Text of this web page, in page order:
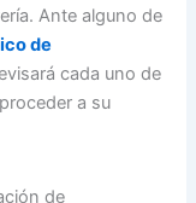
Ante alguno de
de
cada uno de
a su